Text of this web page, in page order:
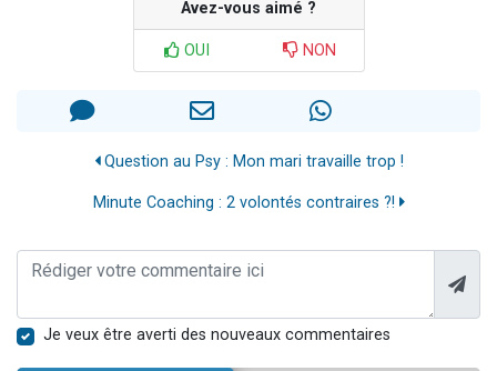
Avez-vous aimé ?
OUI NON
Question au Psy : Mon mari travaille trop !
Minute Coaching : 2 volontés contraires ?!
Je veux être averti des nouveaux commentaires